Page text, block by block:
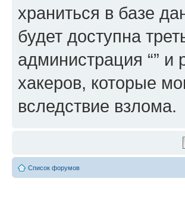
храниться в базе
будет доступна
администрация “” и
хакеров, которые
вследствие взлома.
Список форумов